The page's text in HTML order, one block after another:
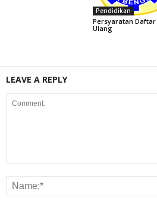
Pendidikan
Persyaratan Daftar
Ulang
LEAVE A REPLY